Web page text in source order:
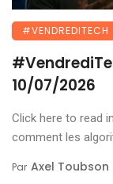
#VENDREDITECH
10/07/2026
Click here to read
comment les
Par Axel Toubson